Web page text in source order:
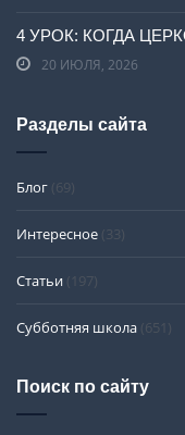
4 УРОК: КОГДА
20 ИЮЛЯ, 2026
Разделы сайта
Блог (69)
Интересное (33)
Статьи (197)
Субботняя школа (651)
Поиск по сайту